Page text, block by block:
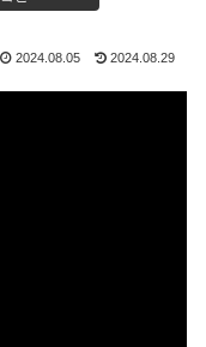
2024.08.05 2024.08.29